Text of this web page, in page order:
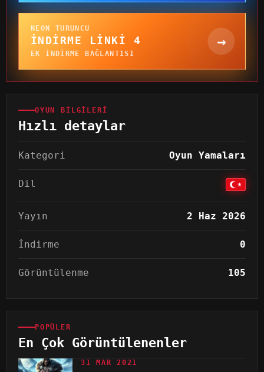
NEON TURUNCU
İNDIRME LINKI 4
EK INDIRME BAĞLANTISI
→
OYUN BILGILERI
Hızlı detaylar
Kategori Oyun Yamaları
Dil
Yayın 2 Haz 2026
İndirme 0
Görüntülenme 105
POPÜLER
En Çok Görüntülenenler
31 MAR 2021